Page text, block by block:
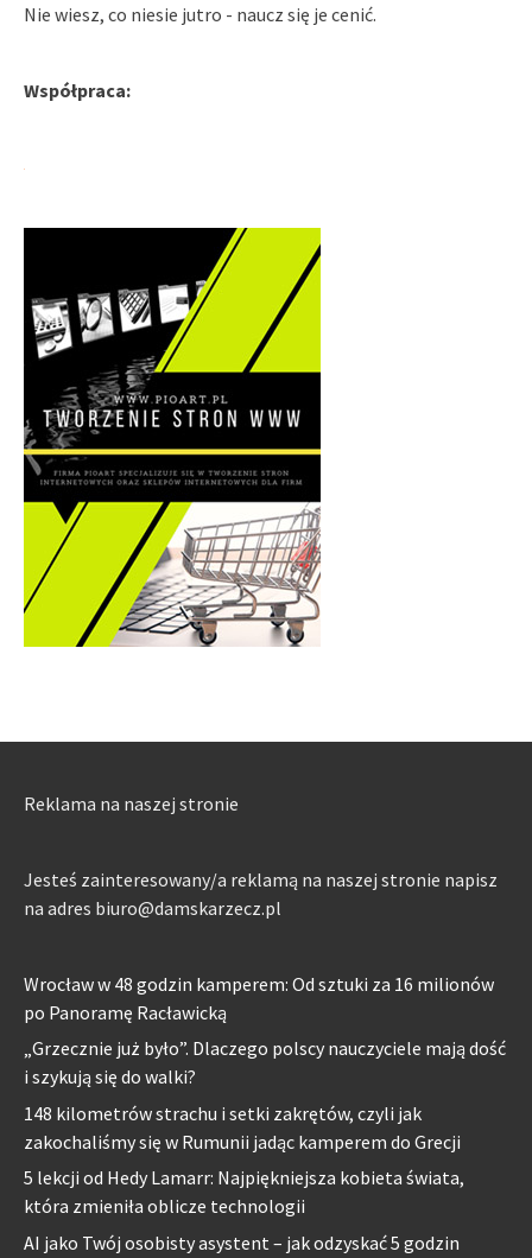
Nie wiesz, co niesie jutro - naucz się je cenić.
Współpraca:
Reklama na naszej stronie
Jesteś zainteresowany/a reklamą na naszej stronie napisz
na adres biuro@damskarzecz.pl
Wrocław w 48 godzin kamperem: Od sztuki za 16 milionów
po Panoramę Racławicką
„Grzecznie już było”. Dlaczego polscy nauczyciele mają dość
i szykują się do walki?
148 kilometrów strachu i setki zakrętów, czyli jak
zakochaliśmy się w Rumunii jadąc kamperem do Grecji
5 lekcji od Hedy Lamarr: Najpiękniejsza kobieta świata,
która zmieniła oblicze technologii
AI jako Twój osobisty asystent – jak odzyskać 5 godzin